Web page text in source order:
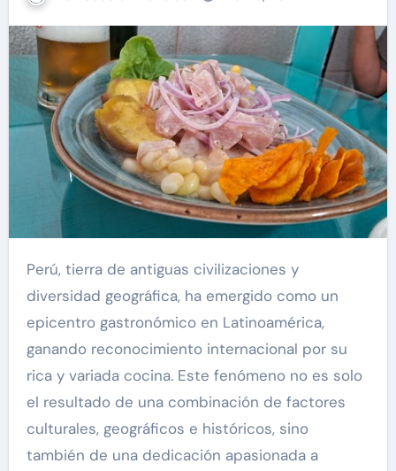
Perú, tierra de antiguas civilizaciones y
diversidad geográfica, ha emergido como un
epicentro gastronómico en Latinoamérica,
ganando reconocimiento internacional por su
rica y variada cocina. Este fenómeno no es solo
el resultado de una combinación de factores
culturales, geográficos e históricos, sino
también de una dedicación apasionada a